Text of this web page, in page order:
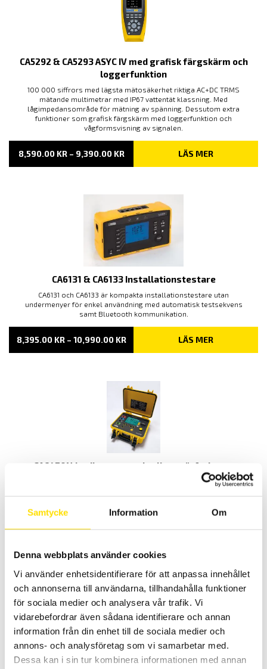
Samtycke Information Om
Denna webbplats använder cookies
Vi använder enhetsidentifierare för att anpassa innehållet
och annonserna till användarna, tillhandahålla funktioner
för sociala medier och analysera vår trafik. Vi
vidarebefordrar även sådana identifierare och annan
information från din enhet till de sociala medier och
annons- och analysföretag som vi samarbetar med.
Dessa kan i sin tur kombinera informationen med annan
CA5292 & CA5293 ASYC IV med grafisk färgskärm och
loggerfunktion
100 000 siffrors med lägsta mätosäkerhet riktiga AC+DC TRMS
mätande multimetrar med IP67 vattentät klassning. Med
lågimpedansområde för mätning av spänning. Dessutom extra
funktioner som grafisk färgskärm med loggerfunktion och
vågformsvisning av signalen.
8,590.00 KR – 9,390.00 KRPRISINTERVALL:
TILL
LÄS MER
CA6131 & CA6133 Installationstestare
CA6131 och CA6133 är kompakta installationstestare utan
undermenyer för enkel användning med automatisk testsekvens
samt Bluetooth kommunikation.
8,395.00 KR – 10,990.00 KRPRISINTERVALL:
TILL
LÄS MER
CA6470N Jordbrygga med valbar mätfrekvens
Används vid nysättning av jordtag och underhållskontroll
20,950.00KR
OX9000 Scopix IV oscilloskopserie